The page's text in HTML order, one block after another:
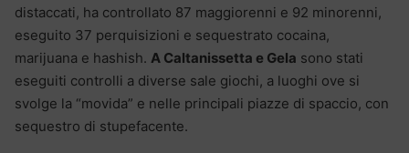
distaccati, ha controllato 87 maggiorenni e 92 minorenni,
eseguito 37 perquisizioni e sequestrato cocaina,
marijuana e hashish. A Caltanissetta e Gela sono stati
eseguiti controlli a diverse sale giochi, a luoghi ove si
svolge la “movida” e nelle principali piazze di spaccio, con
sequestro di stupefacente.